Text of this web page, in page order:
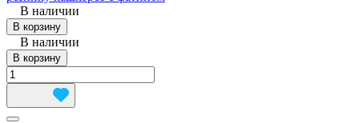
В наличии
В корзину
В наличии
В корзину